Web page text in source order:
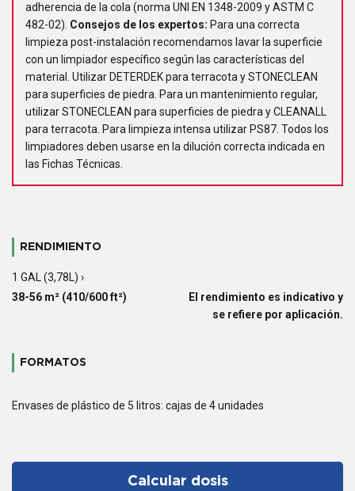
adherencia de la cola (norma UNI EN 1348-2009 y ASTM C
482-02). Consejos de los expertos: Para una correcta
limpieza post-instalación recomendamos lavar la superficie
con un limpiador específico según las características del
material. Utilizar DETERDEK para terracota y STONECLEAN
para superficies de piedra. Para un mantenimiento regular,
utilizar STONECLEAN para superficies de piedra y CLEANALL
para terracota. Para limpieza intensa utilizar PS87. Todos los
limpiadores deben usarse en la dilución correcta indicada en
las Fichas Técnicas.
RENDIMIENTO
1 GAL (3,78L) ›
38-56 m² (410/600 ft²)
El rendimiento es indicativo y
se refiere por aplicación.
FORMATOS
Envases de plástico de 5 litros: cajas de 4 unidades
Calcular dosis